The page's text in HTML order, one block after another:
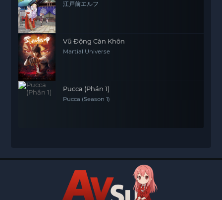
江戸前エルフ
Vũ Động Càn Khôn
Martial Universe
Pucca (Phần 1)
Pucca (Season 1)